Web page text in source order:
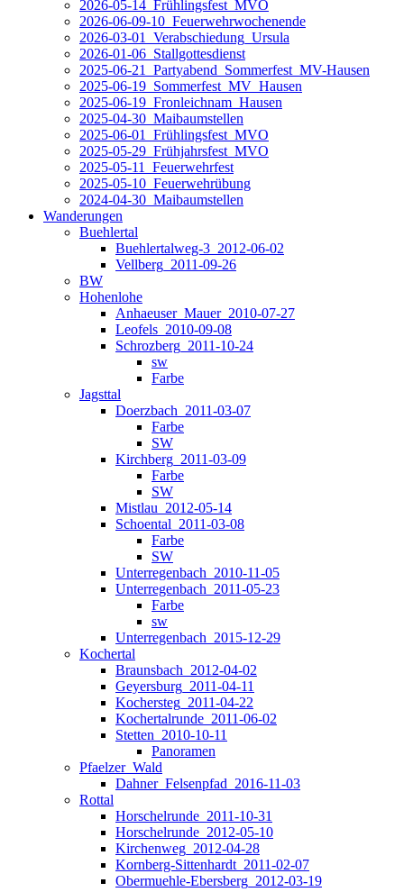
2026-05-14_Frühlingsfest_MVO
2026-06-09-10_Feuerwehrwochenende
2026-03-01_Verabschiedung_Ursula
2026-01-06_Stallgottesdienst
2025-06-21_Partyabend_Sommerfest_MV-Hausen
2025-06-19_Sommerfest_MV_Hausen
2025-06-19_Fronleichnam_Hausen
2025-04-30_Maibaumstellen
2025-06-01_Frühlingsfest_MVO
2025-05-29_Frühjahrsfest_MVO
2025-05-11_Feuerwehrfest
2025-05-10_Feuerwehrübung
2024-04-30_Maibaumstellen
Wanderungen
Buehlertal
Buehlertalweg-3_2012-06-02
Vellberg_2011-09-26
BW
Hohenlohe
Anhaeuser_Mauer_2010-07-27
Leofels_2010-09-08
Schrozberg_2011-10-24
sw
Farbe
Jagsttal
Doerzbach_2011-03-07
Farbe
SW
Kirchberg_2011-03-09
Farbe
SW
Mistlau_2012-05-14
Schoental_2011-03-08
Farbe
SW
Unterregenbach_2010-11-05
Unterregenbach_2011-05-23
Farbe
sw
Unterregenbach_2015-12-29
Kochertal
Braunsbach_2012-04-02
Geyersburg_2011-04-11
Kochersteg_2011-04-22
Kochertalrunde_2011-06-02
Stetten_2010-10-11
Panoramen
Pfaelzer_Wald
Dahner_Felsenpfad_2016-11-03
Rottal
Horschelrunde_2011-10-31
Horschelrunde_2012-05-10
Kirchenweg_2012-04-28
Kornberg-Sittenhardt_2011-02-07
Obermuehle-Ebersberg_2012-03-19